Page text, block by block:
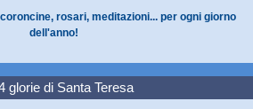
rosari, meditazioni... per ogni giorno
dell'anno!
glorie di Santa Teresa